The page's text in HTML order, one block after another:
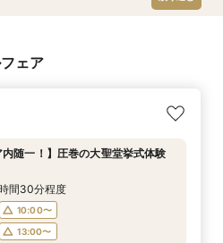
ェア
内随一！】圧巻の大聖堂挙式体験
間30分程度
10:00〜
13:00〜